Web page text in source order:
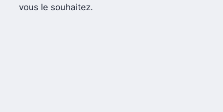
vous le souhaitez.